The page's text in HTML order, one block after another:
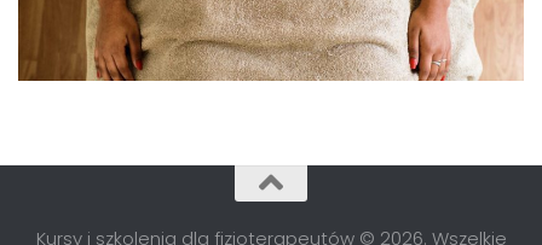
Kursy i szkolenia dla fizjoterapeutów © 2026. Wszelkie